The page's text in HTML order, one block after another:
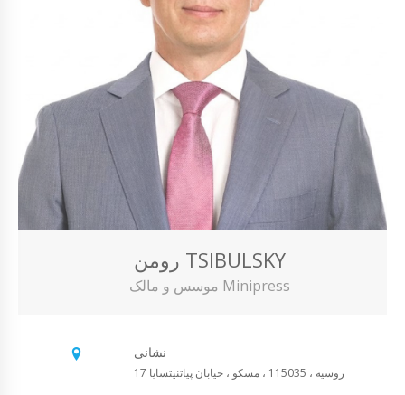
رومن TSIBULSKY
موسس و مالک Minipress
نشانی
روسیه ، 115035 ، مسکو ، خیابان پیاتنیتسایا 17